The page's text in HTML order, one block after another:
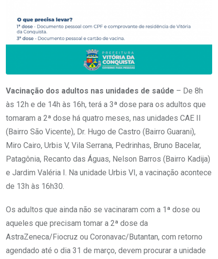
Vacinação dos adultos nas unidades de saúde – De 8h
às 12h e de 14h às 16h, terá a 3ª dose para os adultos que
tomaram a 2ª dose há quatro meses, nas unidades CAE II
(Bairro São Vicente), Dr. Hugo de Castro (Bairro Guarani),
Miro Cairo, Urbis V, Vila Serrana, Pedrinhas, Bruno Bacelar,
Patagônia, Recanto das Águas, Nelson Barros (Bairro Kadija)
e Jardim Valéria I. Na unidade Urbis VI, a vacinação acontece
de 13h às 16h30.
Os adultos que ainda não se vacinaram com a 1ª dose ou
aqueles que precisam tomar a 2ª dose da
AstraZeneca/Fiocruz ou Coronavac/Butantan, com retorno
agendado até o dia 31 de março, devem procurar a unidade